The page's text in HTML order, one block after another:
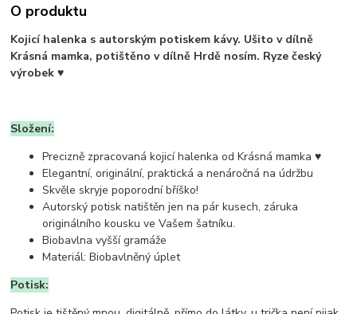
O produktu
Kojicí halenka s autorským potiskem kávy. Ušito v dílně
Krásná mamka, potištěno v dílně Hrdě nosím. Ryze český
výrobek ♥
Složení:
Precizně zpracovaná kojicí halenka od Krásná mamka ♥
Elegantní, originální, praktická a nenáročná na údržbu
Skvěle skryje poporodní bříško!
Autorský potisk natištěn jen na pár kusech, záruka
originálního kousku ve Vašem šatníku.
Biobavlna vyšší gramáže
Materiál: Biobavlněný úplet
Potisk: